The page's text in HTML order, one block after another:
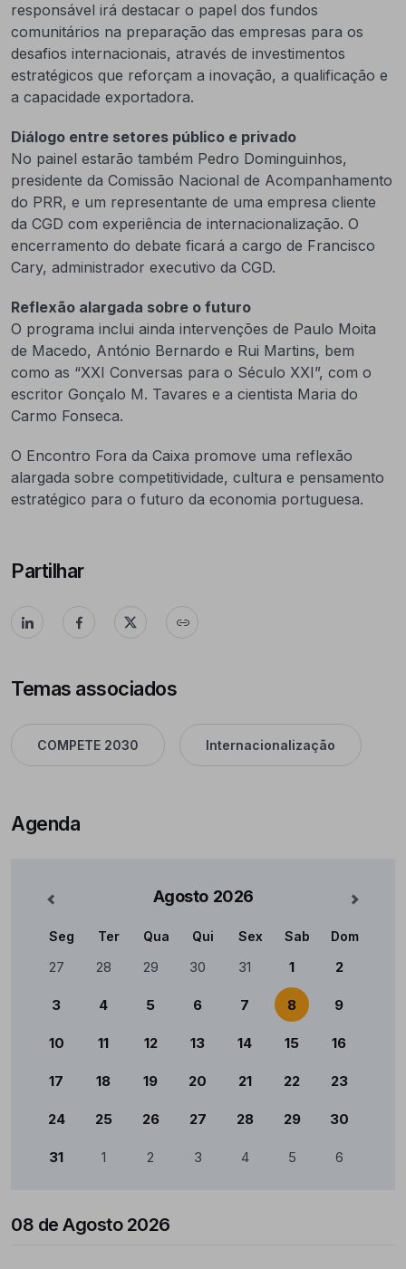
responsável irá destacar o papel dos fundos
comunitários na preparação das empresas para os
desafios internacionais, através de investimentos
estratégicos que reforçam a inovação, a qualificação e
a capacidade exportadora.
Diálogo entre setores público e privado
No painel estarão também Pedro Dominguinhos,
presidente da Comissão Nacional de Acompanhamento
do PRR, e um representante de uma empresa cliente
da CGD com experiência de internacionalização. O
encerramento do debate ficará a cargo de Francisco
Cary, administrador executivo da CGD.
Reflexão alargada sobre o futuro
O programa inclui ainda intervenções de Paulo Moita
de Macedo, António Bernardo e Rui Martins, bem
como as “XXI Conversas para o Século XXI”, com o
escritor Gonçalo M. Tavares e a cientista Maria do
Carmo Fonseca.
O Encontro Fora da Caixa promove uma reflexão
alargada sobre competitividade, cultura e pensamento
estratégico para o futuro da economia portuguesa.
Partilhar
Temas associados
COMPETE 2030 Internacionalização
Agenda
Agosto 2026 Mês
Calendário
Seg Ter Qua Qui Sex Sab Dom
27 28 29 30 31 1 2
3 4 5 6 7 8 9
10 11 12 13 14 15 16
17 18 19 20 21 22 23
24 25 26 27 28 29 30
31 1 2 3 4 5 6
08 de Agosto 2026